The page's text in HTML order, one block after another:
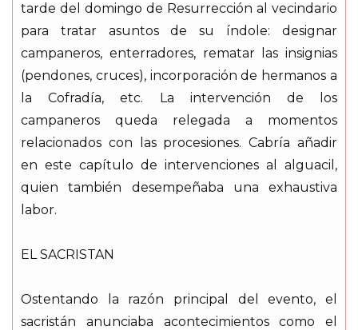
tarde del domingo de Resurrección al vecindario
para tratar asuntos de su índole: designar
campaneros, enterradores, rematar las insignias
(pendones, cruces), incorporación de hermanos a
la Cofradía, etc. La intervención de los
campaneros queda relegada a momentos
relacionados con las procesiones. Cabría añadir
en este capítulo de intervenciones al alguacil,
quien también desempeñaba una exhaustiva
labor.
EL SACRISTAN
Ostentando la razón principal del evento, el
sacristán anunciaba acontecimientos como el